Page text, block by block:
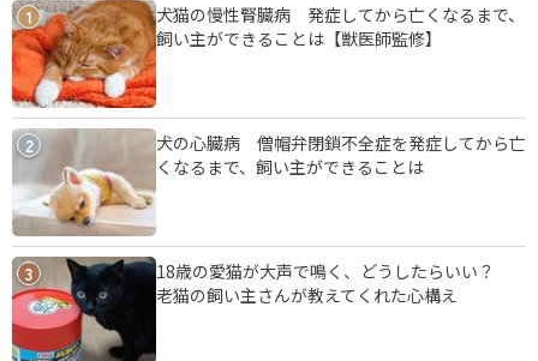
1
犬猫の慢性腎臓病 発症してから亡くなるまで、
飼い主ができることは【獣医師監修】
2
犬の心臓病 僧帽弁閉鎖不全症を発症してから亡
くなるまで、飼い主ができることは
3
18歳の愛猫が大声で鳴く、どうしたらいい？
老猫の飼い主さんが教えてくれた心構え